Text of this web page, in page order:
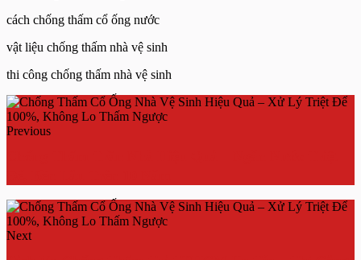
cách chống thấm cổ ống nước
vật liệu chống thấm nhà vệ sinh
thi công chống thấm nhà vệ sinh
Previous
Next